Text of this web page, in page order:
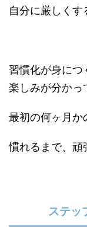
自分に厳しくす
習慣化が身につ
楽しみが分かっ
最初の何ヶ月か
慣れるまで、頑
ステッ